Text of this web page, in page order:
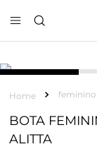
COURO
feminino
BOTA
ALITTA